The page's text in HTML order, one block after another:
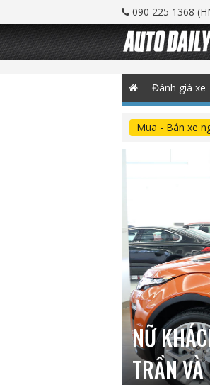
090 225 1368
Đánh giá xe
Mua - Bán xe
NỮ
TRẦN